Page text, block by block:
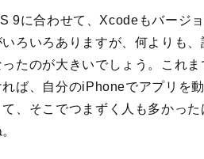
9に合わせて、Xcodeもバージ
いろいろありますが、何よりも
たのが大きいでしょう。これ
ば、自分のiPhoneでアプリを
、そこでつまずく人も多かっ